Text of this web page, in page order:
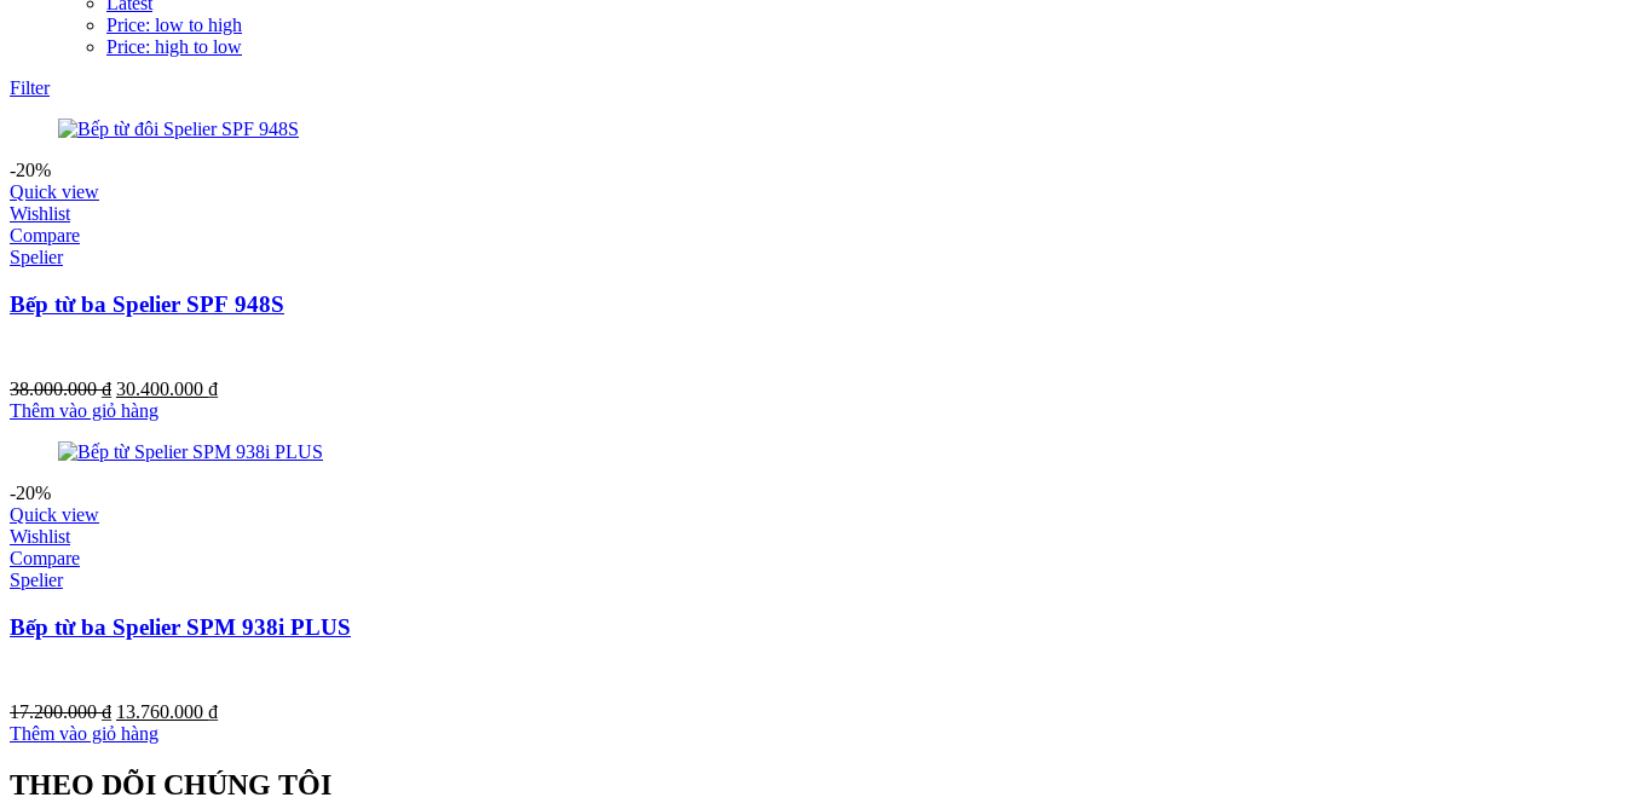
Price: low to high
Price: high to low
Filter
-20%
Quick view
Wishlist
Compare
Spelier
Bếp từ ba Spelier SPF 948S
38.000.000₫ Giá
gốc
38.000.000 ₫.
30.400.000 ₫Giá
là:
Thêm vào giỏ hàng
-20%
Quick view
Wishlist
Compare
Spelier
Bếp từ ba Spelier SPM 938i PLUS
17.200.000₫ Giá
gốc
17.200.000 ₫.
13.760.000 ₫Giá
là:
13.760.000 ₫.
Thêm vào giỏ hàng
THEO DÕI CHÚNG TÔI